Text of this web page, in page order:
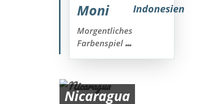
Moni Indonesien
Morgentliches
Farbenspiel...
Nicaragua